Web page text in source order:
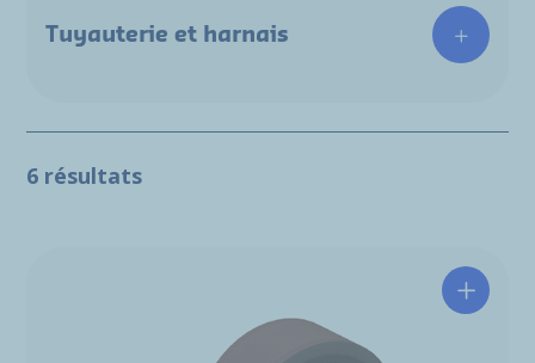
Tuyauterie et harnais
6 résultats